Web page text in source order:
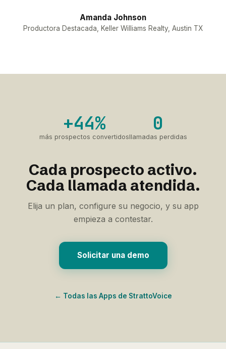
Amanda Johnson
Productora Destacada, Keller Williams Realty, Austin TX
+44%
más prospectos convertidos
0
llamadas perdidas
Cada prospecto activo.
Cada llamada atendida.
Elija un plan, configure su negocio, y su app
empieza a contestar.
Solicitar una demo
← Todas las Apps de StrattoVoice